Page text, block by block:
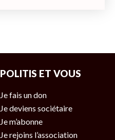
POLITIS ET VOUS
Je fais un don
Je deviens sociétaire
Je m’abonne
Je rejoins l’association